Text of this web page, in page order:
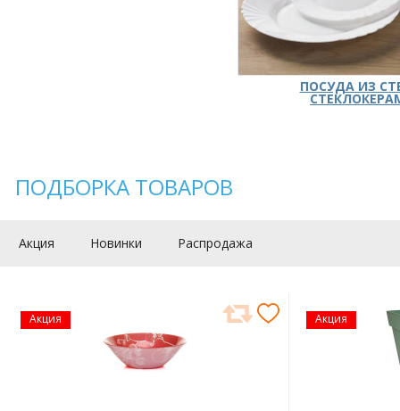
ПОСУДА ИЗ
ПОДБОРКА ТОВАРОВ
Акция Новинки Распродажа
Акция Акция